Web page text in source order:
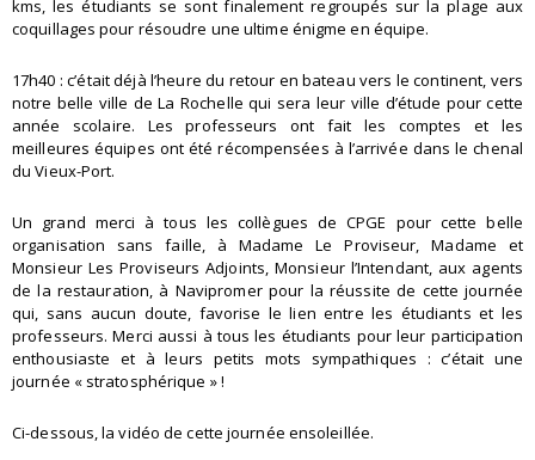
kms, les étudiants se sont finalement regroupés sur la plage aux
coquillages pour résoudre une ultime énigme en équipe.
17h40 : c’était déjà l’heure du retour en bateau vers le continent, vers
notre belle ville de La Rochelle qui sera leur ville d’étude pour cette
année scolaire. Les professeurs ont fait les comptes et les
meilleures équipes ont été récompensées à l’arrivée dans le chenal
du Vieux-Port.
Un grand merci à tous les collègues de CPGE pour cette belle
organisation sans faille, à Madame Le Proviseur, Madame et
Monsieur Les Proviseurs Adjoints, Monsieur l’Intendant, aux agents
de la restauration, à Navipromer pour la réussite de cette journée
qui, sans aucun doute, favorise le lien entre les étudiants et les
professeurs. Merci aussi à tous les étudiants pour leur participation
enthousiaste et à leurs petits mots sympathiques : c’était une
journée « stratosphérique » !
Ci-dessous, la vidéo de cette journée ensoleillée.